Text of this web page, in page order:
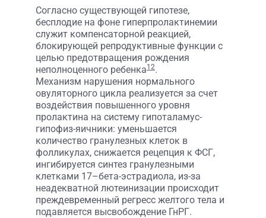
Согласно существующей гипотезе,
бесплодие на фоне гиперпролактинемии
служит компенсаторной реакцией,
блокирующей репродуктивные функции с
целью предотвращения рождения
неполноценного ребенка12.
Механизм нарушения нормального
овуляторного цикла реализуется за счет
воздействия повышенного уровня
пролактина на систему гипоталамус-
гипофиз-яичники: уменьшается
количество гранулезных клеток в
фолликулах, снижается рецепция к ФСГ,
ингибируется синтез гранулезными
клетками 17–бета-эстрадиола, из-за
неадекватной лютеинизации происходит
преждевременный регресс желтого тела и
подавляется высвобождение ГнРГ.